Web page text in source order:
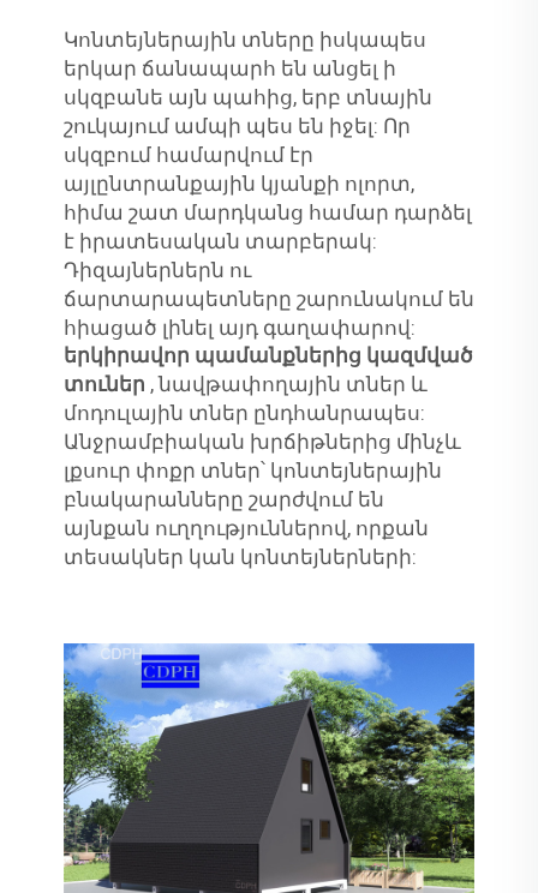
Կոնտեյներային տները իսկապես
երկար ճանապարհ են անցել ի
սկզբանե այն պահից, երբ տնային
շուկայում ամպի պես են իջել: Որ
սկզբում համարվում էր
այլընտրանքային կյանքի ոլորտ,
հիմա շատ մարդկանց համար դարձել
է իրատեսական տարբերակ:
Դիզայներներն ու
ճարտարապետները շարունակում են
հիացած լինել այդ գաղափարով:
երկիրավոր պամանքներից կազմված
տուներ , նավթափողային տներ և
մոդուլային տներ ընդհանրապես:
Անջրամբիական խրճիթներից մինչև
լքսուր փոքր տներ՝ կոնտեյներային
բնակարանները շարժվում են
այնքան ուղղություններով, որքան
տեսակներ կան կոնտեյներների: